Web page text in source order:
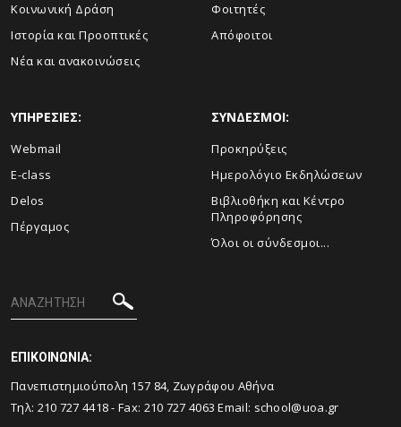
Κοινωνική Δράση
Ιστορία και Προοπτικές
Νέα και ανακοινώσεις
Φοιτητές
Απόφοιτοι
ΥΠΗΡΕΣΙΕΣ:
Webmail
E-class
Delos
Πέργαμος
ΣΥΝΔΕΣΜΟΙ:
Προκηρύξεις
Ημερολόγιο Εκδηλώσεων
Βιβλιοθήκη και Κέντρο
Πληροφόρησης
Όλοι οι σύνδεσμοι...
ΕΠΙΚΟΙΝΩΝΙΑ:
Πανεπιστημιούπολη 157 84, Ζωγράφου Αθήνα
Τηλ: 210 727 4418- Fax: 210 727 4063 Email: school@uoa.gr